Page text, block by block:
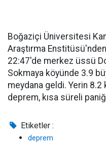
Boğaziçi Üniversitesi
Araştırma
22:47'de merkez üssü
Sokmaya köyünde 3.9
meydana geldi. Yerin
deprem, kısa süreli
Etiketler :
deprem